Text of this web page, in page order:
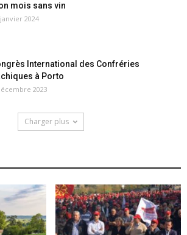
mois sans vin
2024
International des Confréries
à Porto
2023
Charger plus